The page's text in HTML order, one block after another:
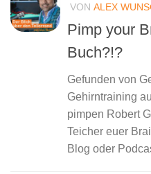
VON ALEX
Pimp your
Buch?!?
Gefunden von
Gehirntraining
pimpen Robert
Teicher euer
Blog oder